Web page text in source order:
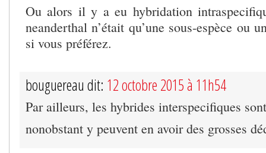
Ou alors il y a eu hybridation
neanderthal n’était qu’une sous-espèce ou
si vous préférez.
bouguereau dit: 12 octobre 2015 à 11h54
Par ailleurs, les hybrides interspecifiques
nonobstant y peuvent en avoir des grosses